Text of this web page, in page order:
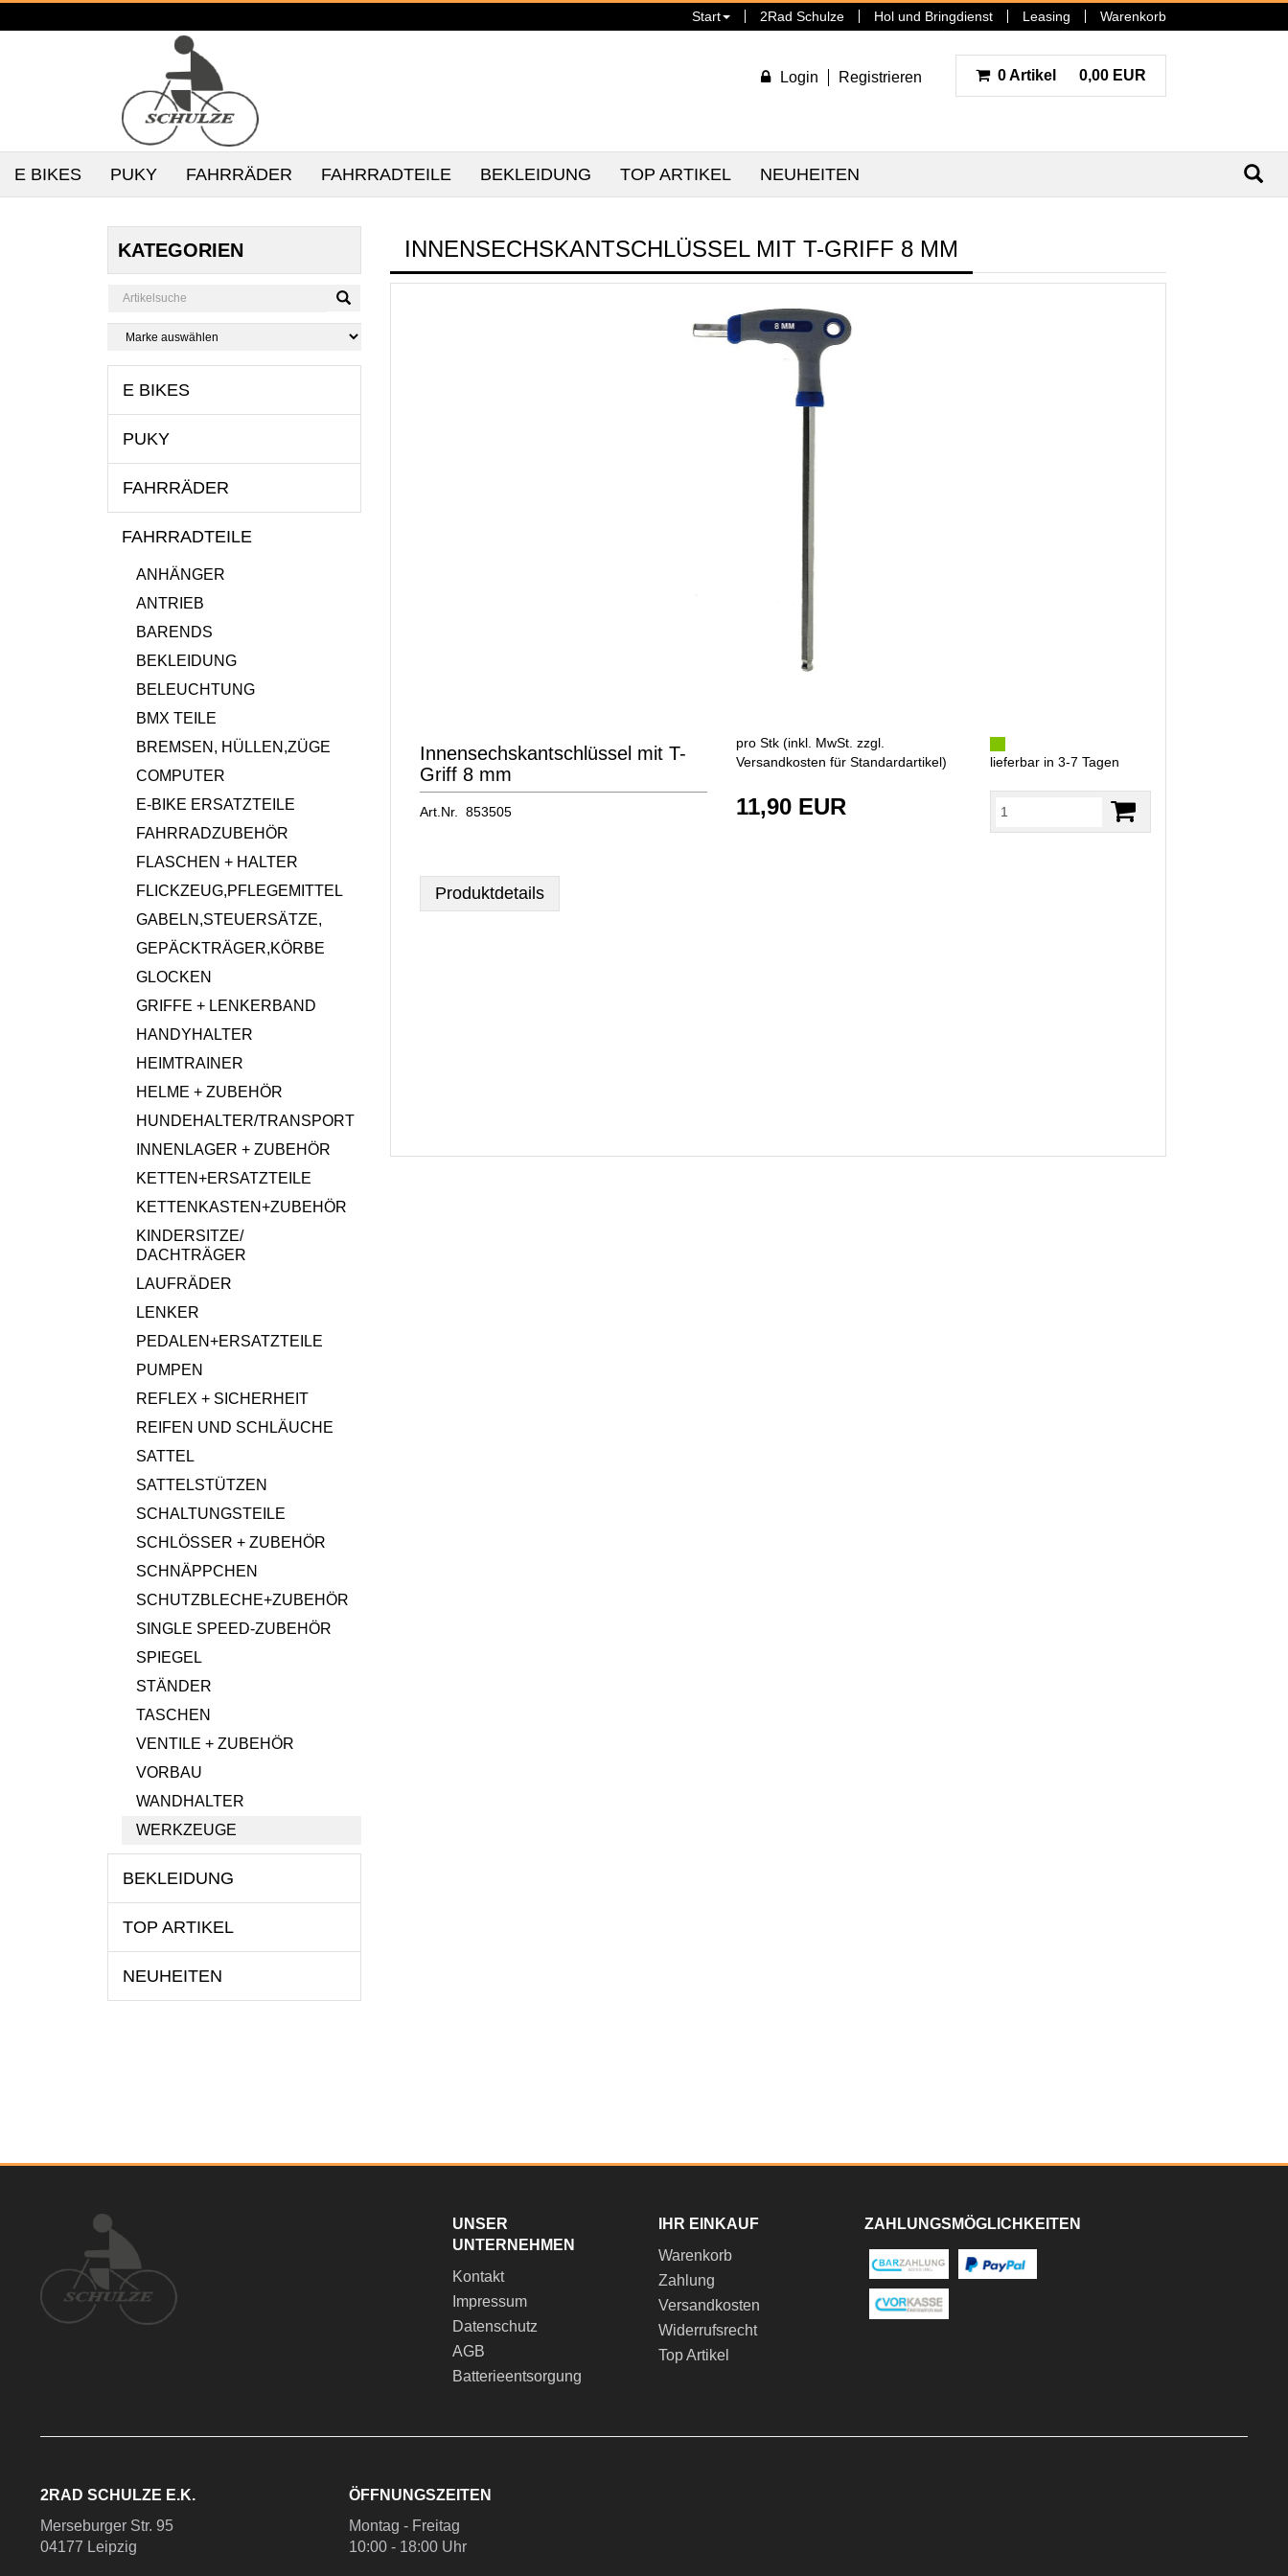
Start 2Rad Schulze Hol und Bringdienst Leasing Warenkorb
Login Registrieren 0 Artikel 0,00 EUR
E BIKES PUKY FAHRRÄDER FAHRRADTEILE BEKLEIDUNG TOP ARTIKEL NEUHEITEN
KATEGORIEN
E BIKES
PUKY
FAHRRÄDER
FAHRRADTEILE
ANHÄNGER
ANTRIEB
BARENDS
BEKLEIDUNG
BELEUCHTUNG
BMX TEILE
BREMSEN, HÜLLEN,ZÜGE
COMPUTER
E-BIKE ERSATZTEILE
FAHRRADZUBEHÖR
FLASCHEN + HALTER
FLICKZEUG,PFLEGEMITTEL
GABELN,STEUERSÄTZE,
GEPÄCKTRÄGER,KÖRBE
GLOCKEN
GRIFFE + LENKERBAND
HANDYHALTER
HEIMTRAINER
HELME + ZUBEHÖR
HUNDEHALTER/TRANSPORT
INNENLAGER + ZUBEHÖR
KETTEN+ERSATZTEILE
KETTENKASTEN+ZUBEHÖR
KINDERSITZE/
DACHTRÄGER
LAUFRÄDER
LENKER
PEDALEN+ERSATZTEILE
PUMPEN
REFLEX + SICHERHEIT
REIFEN UND SCHLÄUCHE
SATTEL
SATTELSTÜTZEN
SCHALTUNGSTEILE
SCHLÖSSER + ZUBEHÖR
SCHNÄPPCHEN
SCHUTZBLECHE+ZUBEHÖR
SINGLE SPEED-ZUBEHÖR
SPIEGEL
STÄNDER
TASCHEN
VENTILE + ZUBEHÖR
VORBAU
WANDHALTER
WERKZEUGE
BEKLEIDUNG
TOP ARTIKEL
NEUHEITEN
INNENSECHSKANTSCHLÜSSEL MIT T-GRIFF 8 MM
Innensechskantschlüssel mit T-
Griff 8 mm
Art.Nr. 853505
pro Stk (inkl. MwSt. zzgl.
Versandkosten für Standardartikel)
11,90 EUR
lieferbar in 3-7 Tagen
Produktdetails
UNSER
UNTERNEHMEN
Kontakt
Impressum
Datenschutz
AGB
Batterieentsorgung
IHR EINKAUF
Warenkorb
Zahlung
Versandkosten
Widerrufsrecht
Top Artikel
ZAHLUNGSMÖGLICHKEITEN
2RAD SCHULZE E.K.
Merseburger Str. 95
04177 Leipzig
ÖFFNUNGSZEITEN
Montag - Freitag
10:00 - 18:00 Uhr